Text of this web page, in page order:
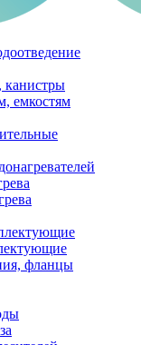
канистры
емкостям
фланцы